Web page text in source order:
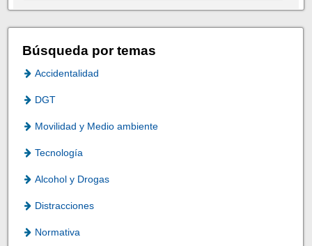
Búsqueda por temas
Accidentalidad
DGT
Movilidad y Medio ambiente
Tecnología
Alcohol y Drogas
Distracciones
Normativa